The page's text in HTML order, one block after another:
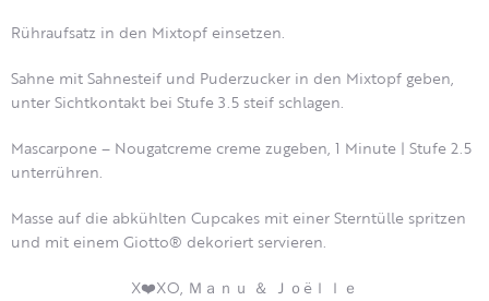
Rühraufsatz in den Mixtopf einsetzen.
Sahne mit Sahnesteif und Puderzucker in den Mixtopf geben,
unter Sichtkontakt bei Stufe 3.5 steif schlagen.
Mascarpone – Nougatcreme creme zugeben, 1 Minute | Stufe 2.5
unterrühren.
Masse auf die abkühlten Cupcakes mit einer Sterntülle spritzen
und mit einem Giotto® dekoriert servieren.
X❤️XO, Ｍａｎｕ ＆ Ｊｏëｌｌｅ